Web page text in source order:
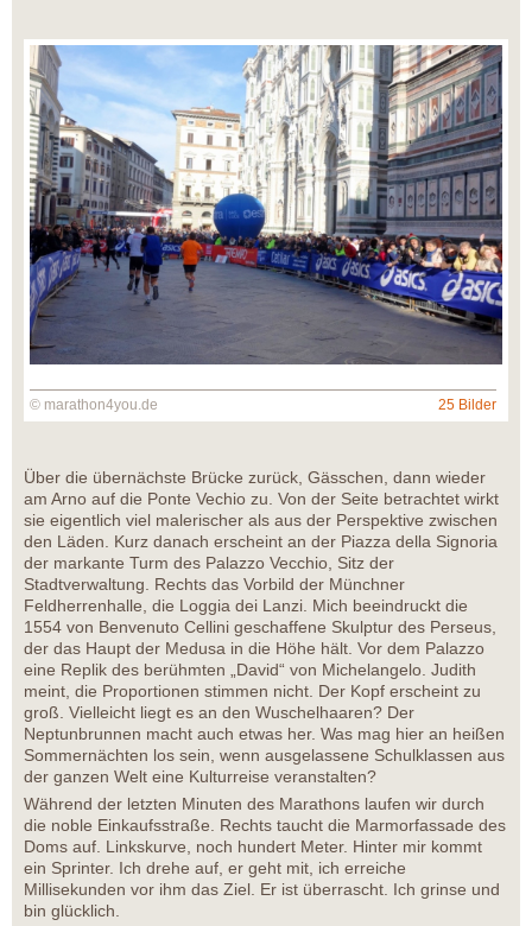
© marathon4you.de 25 Bilder
Über die übernächste Brücke zurück, Gässchen, dann wieder
am Arno auf die Ponte Vechio zu. Von der Seite betrachtet wirkt
sie eigentlich viel malerischer als aus der Perspektive zwischen
den Läden. Kurz danach erscheint an der Piazza della Signoria
der markante Turm des Palazzo Vecchio, Sitz der
Stadtverwaltung. Rechts das Vorbild der Münchner
Feldherrenhalle, die Loggia dei Lanzi. Mich beeindruckt die
1554 von Benvenuto Cellini geschaffene Skulptur des Perseus,
der das Haupt der Medusa in die Höhe hält. Vor dem Palazzo
eine Replik des berühmten „David“ von Michelangelo. Judith
meint, die Proportionen stimmen nicht. Der Kopf erscheint zu
groß. Vielleicht liegt es an den Wuschelhaaren? Der
Neptunbrunnen macht auch etwas her. Was mag hier an heißen
Sommernächten los sein, wenn ausgelassene Schulklassen aus
der ganzen Welt eine Kulturreise veranstalten?
Während der letzten Minuten des Marathons laufen wir durch
die noble Einkaufsstraße. Rechts taucht die Marmorfassade des
Doms auf. Linkskurve, noch hundert Meter. Hinter mir kommt
ein Sprinter. Ich drehe auf, er geht mit, ich erreiche
Millisekunden vor ihm das Ziel. Er ist überrascht. Ich grinse und
bin glücklich.